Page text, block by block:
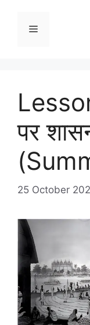
पर
25 October